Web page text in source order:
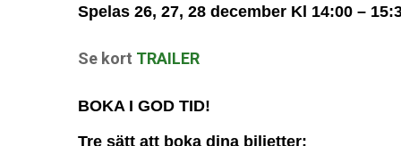
Spelas 26, 27, 28 december Kl 14:00 –
Se kort TRAILER
BOKA I GOD TID!
Tre sätt att boka dina biljetter: